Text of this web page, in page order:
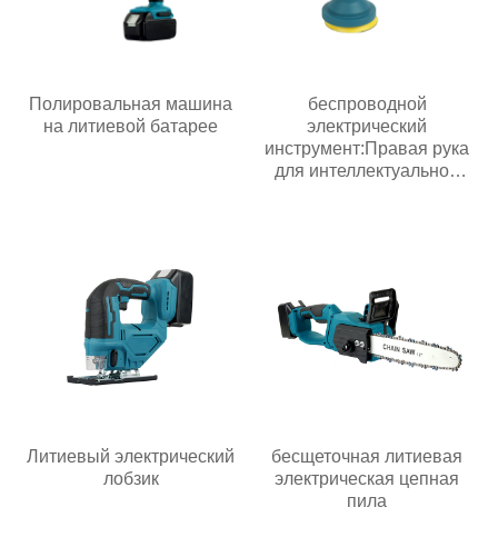
Полировальная машина
на литиевой батарее
беспроводной
электрический
инструмент:Правая рука
для интеллектуальной
Литиевый электрический
лобзик
бесщеточная литиевая
электрическая цепная
пила